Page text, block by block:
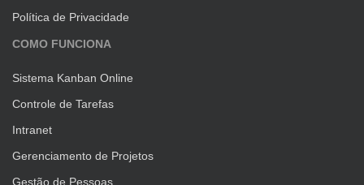
Política de Privacidade
COMO FUNCIONA
Sistema Kanban Online
Controle de Tarefas
Intranet
Gerenciamento de Projetos
Gestão de Pessoas